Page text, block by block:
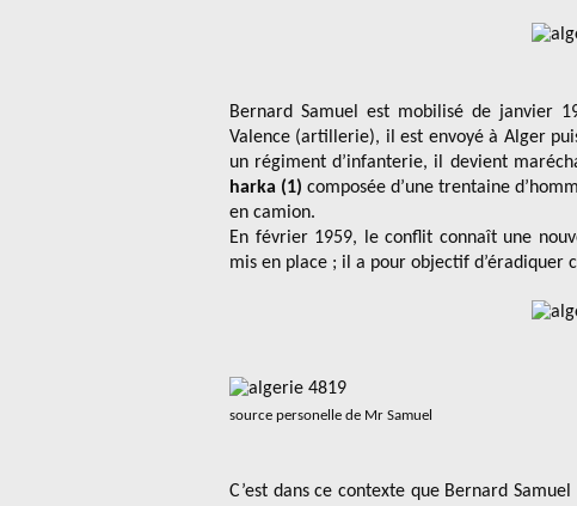
Bernard Samuel est mobilisé de janvier
Valence (artillerie), il est envoyé à Alger
un régiment d’infanterie, il devient
harka (1) composée d’une trentaine
en camion.
En février 1959, le conflit connaît une
mis en place ; il a pour objectif d’éradiquer
source personelle de Mr Samuel
C’est dans ce contexte que Bernard